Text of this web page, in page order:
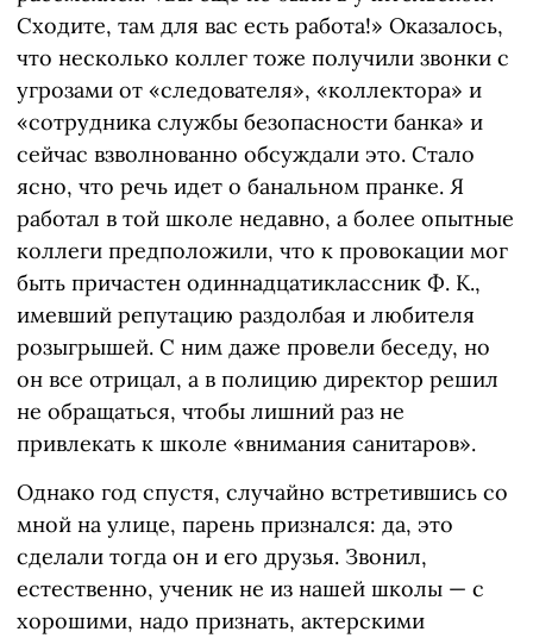
Сходите, там для вас есть работа!» Оказалось,
что несколько коллег тоже получили звонки с
угрозами от «следователя», «коллектора» и
«сотрудника службы безопасности банка» и
сейчас взволнованно обсуждали это. Стало
ясно, что речь идет о банальном пранке. Я
работал в той школе недавно, а более опытные
коллеги предположили, что к провокации мог
быть причастен одиннадцатиклассник Ф. К.,
имевший репутацию раздолбая и любителя
розыгрышей. С ним даже провели беседу, но
он все отрицал, а в полицию директор решил
не обращаться, чтобы лишний раз не
привлекать к школе «внимания санитаров».
Однако год спустя, случайно встретившись со
мной на улице, парень признался: да, это
сделали тогда он и его друзья. Звонил,
естественно, ученик не из нашей школы — с
хорошими, надо признать, актерскими